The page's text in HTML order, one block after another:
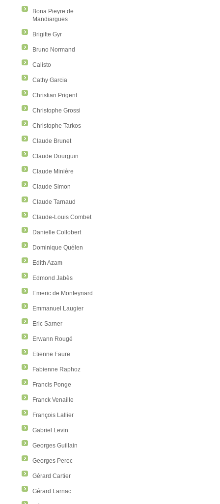
Bona Pieyre de
Mandiargues
Brigitte Gyr
Bruno Normand
Calisto
Cathy Garcia
Christian Prigent
Christophe Grossi
Christophe Tarkos
Claude Brunet
Claude Dourguin
Claude Minière
Claude Simon
Claude Tarnaud
Claude-Louis Combet
Danielle Collobert
Dominique Quélen
Edith Azam
Edmond Jabès
Emeric de Monteynard
Emmanuel Laugier
Eric Sarner
Erwann Rougé
Etienne Faure
Fabienne Raphoz
Francis Ponge
Franck Venaille
François Lallier
Gabriel Levin
Georges Guillain
Georges Perec
Gérard Cartier
Gérard Larnac